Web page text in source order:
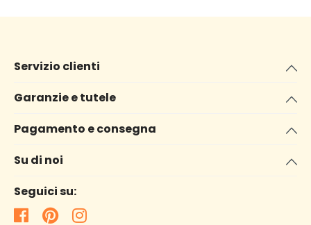
Servizio clienti
Garanzie e tutele
Pagamento e consegna
Su di noi
Seguici su: